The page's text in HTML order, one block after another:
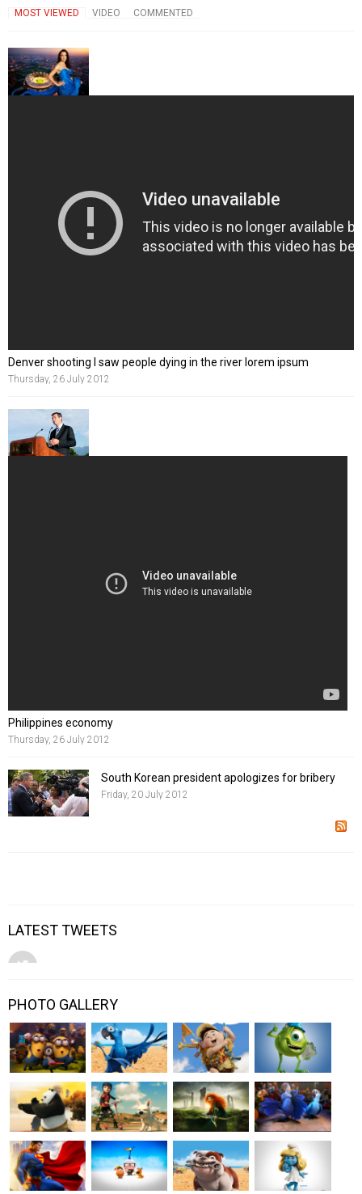
MOST VIEWED VIDEO COMMENTED
Denver shooting I saw people dying in the river lorem ipsum
Thursday, 26 July 2012
Philippines economy
Thursday, 26 July 2012
South Korean president apologizes for bribery
Friday, 20 July 2012
LATEST TWEETS
PHOTO GALLERY